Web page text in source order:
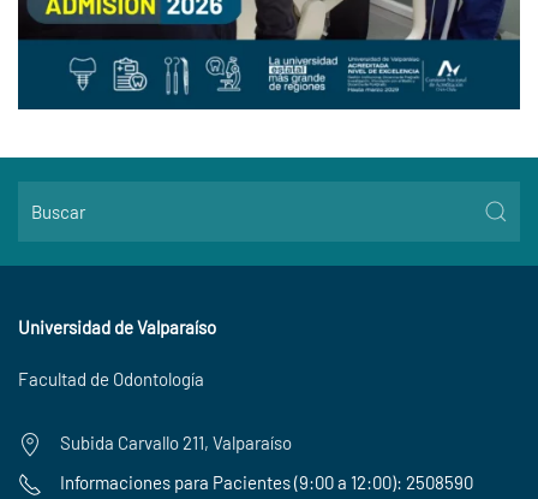
Universidad de Valparaíso
Facultad de Odontología
Subida Carvallo 211, Valparaíso
Informaciones para Pacientes (9:00 a 12:00): 2508590